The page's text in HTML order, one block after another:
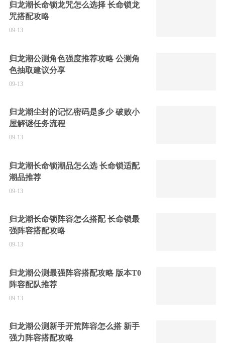
归龙潮长命锁龙咒怎么选择 长命锁龙
咒搭配攻略
09-13
归龙潮公测角色强度推荐攻略 公测角
色抽取建议分享
09-13
归龙潮尘封的记忆密码是多少 破败小
屋解谜任务流程
09-13
归龙潮长命锁潮品怎么选 长命锁适配
潮品推荐
09-13
归龙潮长命锁阵容怎么搭配 长命锁最
强阵容搭配攻略
09-13
归龙潮公测最强阵容搭配攻略 版本T0
阵容配队推荐
09-13
归龙潮公测新手开荒阵容怎么搭 新手
强力阵容搭配攻略